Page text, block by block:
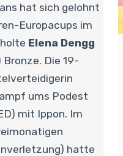
hat sich gelohnt
Europacups im
Elena Dengg
Bronze. Die 19-
ums Podest
mit Ippon. Im
hatte